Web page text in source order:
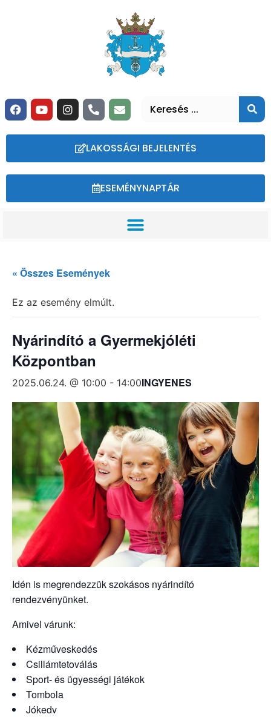
LAKOSSÁGI BEJELENTÉS
ESEMÉNYNAPTÁR
« Összes Események
Ez az esemény elmúlt.
Nyárindító a Gyermekjóléti
Központban
2025.06.24. @ 10:00 - 14:00INGYENES
Idén is megrendezzük szokásos nyárindító
rendezvényünket.
Amivel várunk:
Kézműveskedés
Csillámtetoválás
Sport- és ügyességi játékok
Tombola
Jókedv